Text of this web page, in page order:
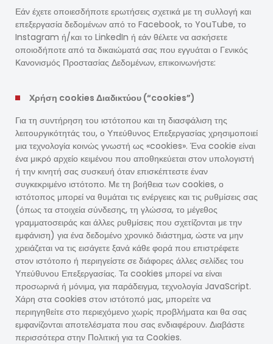
Εάν έχετε οποιεσδήποτε ερωτήσεις σχετικά με τη συλλογή και
επεξεργασία δεδομένων από το Facebook, το YouTube, το
Instagram ή/και το LinkedIn ή εάν θέλετε να ασκήσετε
οποιοδήποτε από τα δικαιώματά σας που εγγυάται ο Γενικός
Κανονισμός Προστασίας Δεδομένων, επικοινωνήστε:
Χρήση cookies Διαδικτύου (“cookies”)
Για τη συντήρηση του ιστότοπου και τη διασφάλιση της
λειτουργικότητάς του, ο Υπεύθυνος Επεξεργασίας χρησιμοποιεί
μια τεχνολογία κοινώς γνωστή ως «cookies». Ένα cookie είναι
ένα μικρό αρχείο κειμένου που αποθηκεύεται στον υπολογιστή
ή την κινητή σας συσκευή όταν επισκέπτεστε έναν
συγκεκριμένο ιστότοπο. Με τη βοήθεια των cookies, ο
ιστότοπος μπορεί να θυμάται τις ενέργειες και τις ρυθμίσεις σας
(όπως τα στοιχεία σύνδεσης, τη γλώσσα, το μέγεθος
γραμματοσειράς και άλλες ρυθμίσεις που σχετίζονται με την
εμφάνιση) για ένα δεδομένο χρονικό διάστημα, ώστε να μην
χρειάζεται να τις εισάγετε ξανά κάθε φορά που επιστρέφετε
στον ιστότοπο ή περιηγείστε σε διάφορες άλλες σελίδες του
Υπεύθυνου Επεξεργασίας. Τα cookies μπορεί να είναι
προσωρινά ή μόνιμα, για παράδειγμα, τεχνολογία JavaScript.
Χάρη στα cookies στον ιστότοπό μας, μπορείτε να
περιηγηθείτε στο περιεχόμενο χωρίς προβλήματα και θα σας
εμφανίζονται αποτελέσματα που σας ενδιαφέρουν. Διαβάστε
περισσότερα στην Πολιτική για τα Cookies.